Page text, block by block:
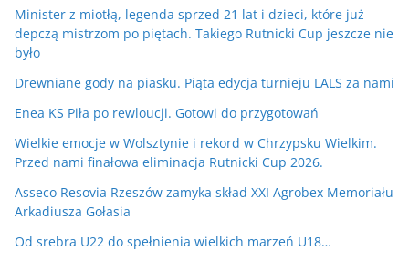
Minister z miotłą, legenda sprzed 21 lat i dzieci, które już
depczą mistrzom po piętach. Takiego Rutnicki Cup jeszcze nie
było
Drewniane gody na piasku. Piąta edycja turnieju LALS za nami
Enea KS Piła po rewloucji. Gotowi do przygotowań
Wielkie emocje w Wolsztynie i rekord w Chrzypsku Wielkim.
Przed nami finałowa eliminacja Rutnicki Cup 2026.
Asseco Resovia Rzeszów zamyka skład XXI Agrobex Memoriału
Arkadiusza Gołasia
Od srebra U22 do spełnienia wielkich marzeń U18…